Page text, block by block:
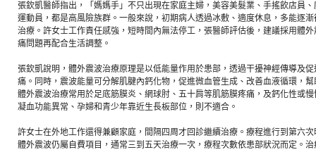
張欽凱醫師指出，「媽媽手」不只出現在家庭主婦，美容美髮業、手搖飲店員
運動員，都是高風險族群。一般來說，初期病人透過冰敷、適度休息，多能逐
治療。許女士工作責任感強，短時間內無法停工，張醫師評估後，建議採用體
痛問題再配合生活調整。
張欽凱說明，體外震波治療原理是以低能量作用於患部，透過干擾神經傳導及
痛。同時，震波能量可分解肌腱內鈣化物，促進微血管生成、改善血液循環，
體外震波治療常用於足底筋膜炎、網球肘、五十肩等肌筋膜疼痛，及鈣化性或
凝血功能異常、孕婦和青少年靠近生長板部位，則不適合。
許女士在外地工作還得兼顧家庭，間隔四周才回診繼續治療。療程進行到第六
體外震波仍屬自費項目，通常三到五天治療一次，療程次數依患部狀況而定。